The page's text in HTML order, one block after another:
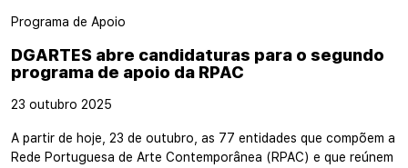
Programa de Apoio
DGARTES abre candidaturas para o segundo
programa de apoio da RPAC
23 outubro 2025
A partir de hoje, 23 de outubro, as 77 entidades que compõem a
Rede Portuguesa de Arte Contemporânea (RPAC) e que reúnem